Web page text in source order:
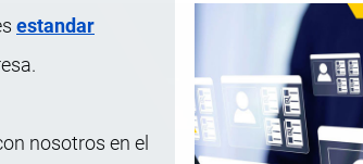
estandar
nosotros en el